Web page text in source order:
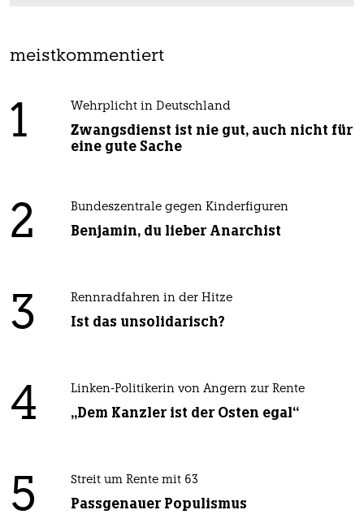
meistkommentiert
1 Wehrplicht in Deutschland
Zwangsdienst ist nie gut, auch nicht für
eine gute Sache
2 Bundeszentrale gegen Kinderfiguren
Benjamin, du lieber Anarchist
3 Rennradfahren in der Hitze
Ist das unsolidarisch?
4 Linken-Politikerin von Angern zur Rente
„Dem Kanzler ist der Osten egal“
5 Streit um Rente mit 63
Passgenauer Populismus